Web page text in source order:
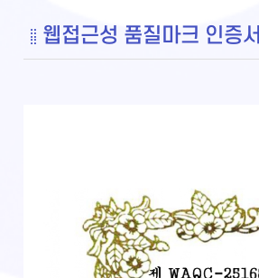
웹접근성 품질마크 인증서